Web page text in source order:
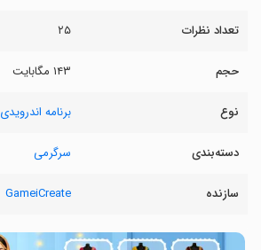
تعداد نظرات ۲۵
حجم ۱۴۳ مگابایت
نوع برنامه اندرویدی
دسته‌بندی سرگرمی
سازنده GameiCreate